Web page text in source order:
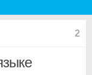
2